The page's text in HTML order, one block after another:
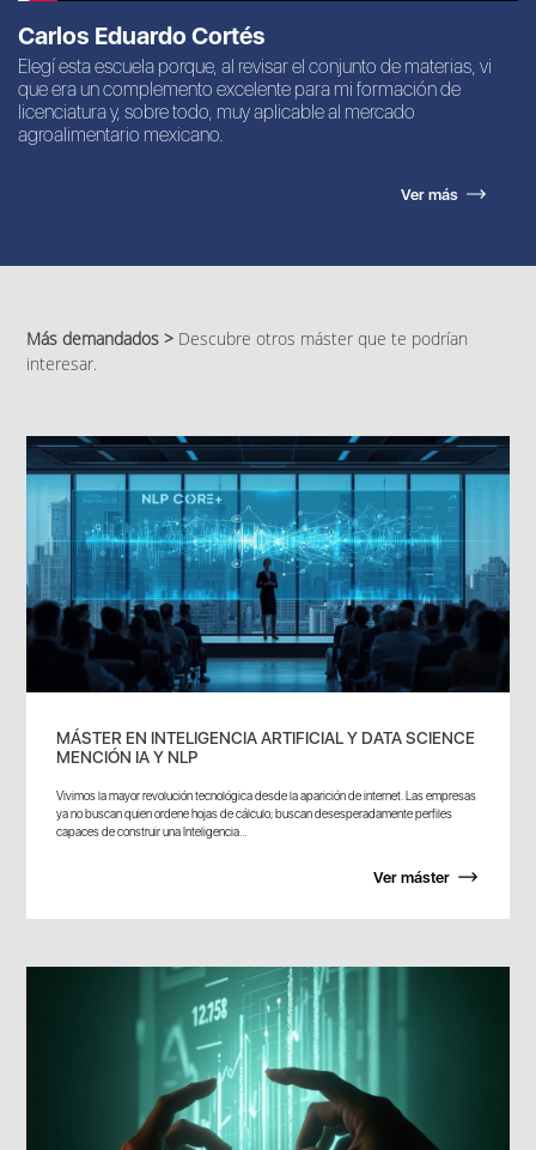
Carlos Eduardo Cortés
Elegí esta escuela porque, al revisar el conjunto de materias, vi
que era un complemento excelente para mi formación de
licenciatura y, sobre todo, muy aplicable al mercado
agroalimentario mexicano.
Ver más
Más demandados > Descubre otros máster que te podrían
interesar.
MÁSTER EN INTELIGENCIA ARTIFICIAL Y DATA SCIENCE
MENCIÓN IA Y NLP
Vivimos la mayor revolución tecnológica desde la aparición de internet. Las empresas
ya no buscan quien ordene hojas de cálculo; buscan desesperadamente perfiles
capaces de construir una Inteligencia...
Ver máster